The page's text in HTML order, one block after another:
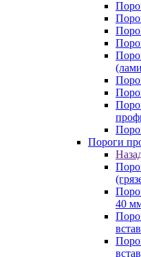
Пороги
40